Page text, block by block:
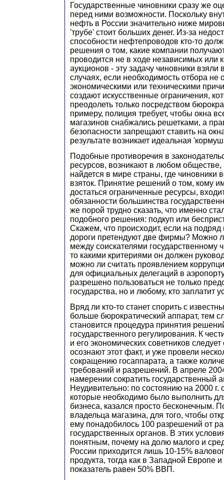
Государственные чиновники сразу же
перед ними возможности. Поскольку
нефть в России значительно ниже
'трубе' стоит больших денег. Из-за
способности нефтепроводов кто-то
решения о том, какие компании
проводится не в ходе независимых или
аукционов - эту задачу чиновники взяли
случаях, если необходимость отбора не
экономическими или техническими
создают искусственные ограничения,
преодолеть только посредством
примеру, полиция требует, чтобы окна
магазинов снабжались решетками, а
безопасности запрещают ставить на
результате возникает идеальная
Подобные противоречия в
ресурсов, возникают в любом обществе,
найдется в мире страны, где чиновники
взяток. Принятие решений о том, кому
достаться ограниченные ресурсы,
обязанности большинства
же порой трудно сказать, что именно
подобного решения: подкуп или
Скажем, что происходит, если на подряд
дороги претендуют две фирмы? Можно
между соискателями государственному
то какими критериями он должен
можно ли считать проявлением
для официальных делегаций в
разрешено пользоваться не только
государства, но и любому, кто заплатит
Вряд ли кто-то станет спорить с
больше бюрократический аппарат, тем
становится процедура принятия
государственного регулирования. К
и его экономических советников следует
осознают этот факт, и уже провели
сокращению госаппарата, а также
требований и разрешений. В апреле
намерении сократить государственный
Неудивительно: по состоянию на 2000 г.
которые необходимо было выполнить
бизнеса, казался просто бесконечным.
владельца магазина, для того, чтобы
ему понадобилось 100 разрешений от
государственных органов. В этих
понятным, почему на долю малого и
России приходится лишь 10-15%
продукта, тогда как в Западной
показатель равен 50% ВВП.